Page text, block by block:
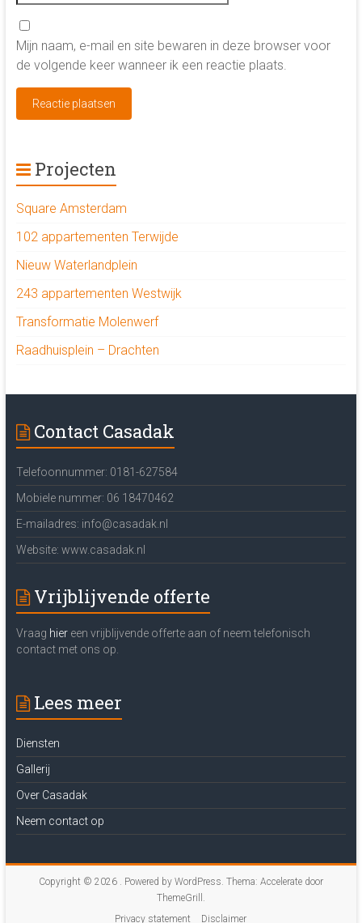
Mijn naam, e-mail en site bewaren in deze browser voor
de volgende keer wanneer ik een reactie plaats.
Projecten
Square Amsterdam
102 appartementen Terwijde
Nieuw Waterlandplein
243 appartementen Westwijk
Transformatie Molenwerf
Raadhuisplein – Drachten
Contact Casadak
Telefoonnummer: 0181-627584
Mobiele nummer: 06 18470462
E-mailadres: info@casadak.nl
Website: www.casadak.nl
Vrijblijvende offerte
Vraag hiereen vrijblijvende offerte aan of neem telefonisch
contact met ons op.
Lees meer
Diensten
Gallerij
Over Casadak
Neem contact op
Copyright © 2026 . Powered by WordPress. Thema: Accelerate door
ThemeGrill .
Privacy statement
Disclaimer